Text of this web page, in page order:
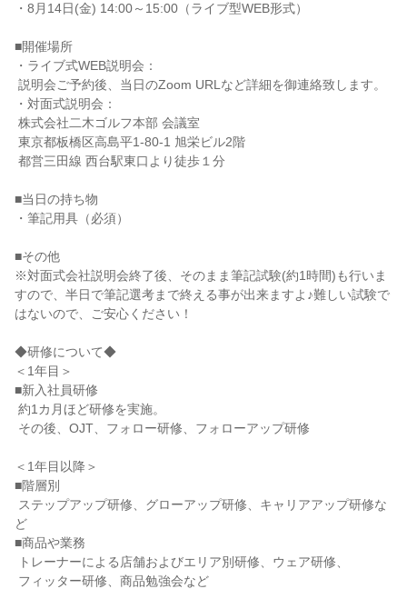
・8月14日(金) 14:00～15:00（ライブ型WEB形式）
■開催場所
・ライブ式WEB説明会：
・対面式説明会：
■当日の持ち物
・筆記用具（必須）
■その他
※対面式会社説明会終了後、そのまま筆記試験(約1時間)も行いま
すので、半日で筆記選考まで終える事が出来ますよ♪難しい試験で
はないので、ご安心ください！
◆研修について◆
＜1年目＞
■新入社員研修
＜1年目以降＞
■階層別
ど
■商品や業務